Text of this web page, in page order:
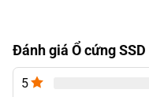
Đánh giá Ổ cứng
5